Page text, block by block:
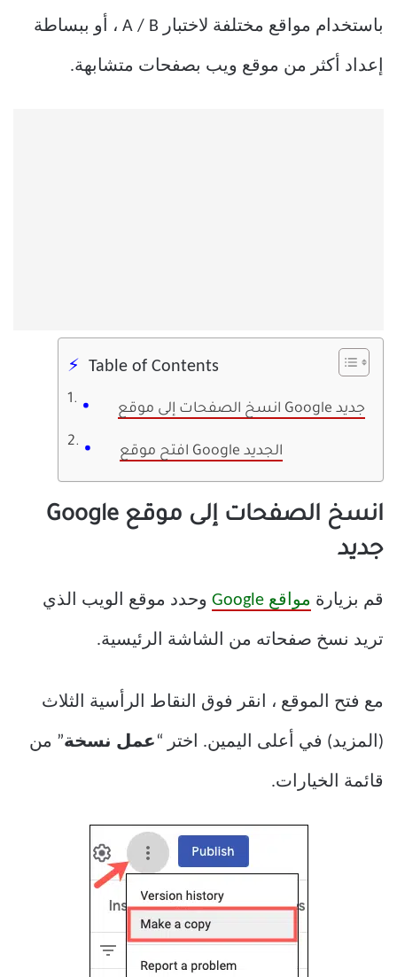
باستخدام مواقع مختلفة لاختبار A / B ، أو ببساطة
إعداد أكثر من موقع ويب بصفحات متشابهة.
Table of Contents
انسخ الصفحات إلى موقع Google جديد
افتح موقع Google الجديد
انسخ الصفحات إلى موقع Google
جديد
قم بزيارة مواقع Google وحدد موقع الويب الذي
تريد نسخ صفحاته من الشاشة الرئيسية.
مع فتح الموقع ، انقر فوق النقاط الرأسية الثلاث
(المزيد) في أعلى اليمين. اختر “ عمل نسخة” من
قائمة الخيارات.